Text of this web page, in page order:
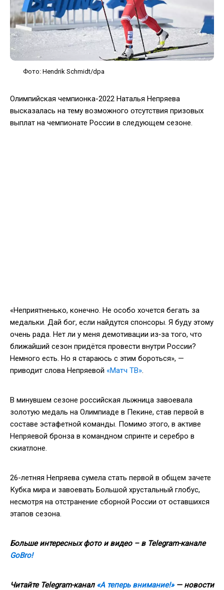
Фото: Hendrik Schmidt/dpa
Олимпийская чемпионка-2022 Наталья Непряева
высказалась на тему возможного отсутствия призовых
выплат на чемпионате России в следующем сезоне.
«Неприятненько, конечно. Не особо хочется бегать за
медальки. Дай бог, если найдутся спонсоры. Я буду этому
очень рада. Нет ли у меня демотивации из‑за того, что
ближайший сезон придётся провести внутри России?
Немного есть. Но я стараюсь с этим бороться», —
приводит слова Непряевой «Матч ТВ».
В минувшем сезоне российская лыжница завоевала
золотую медаль на Олимпиаде в Пекине, став первой в
составе эстафетной команды. Помимо этого, в активе
Непряевой бронза в командном спринте и серебро в
скиатлоне.
26-летняя Непряева сумела стать первой в общем зачете
Кубка мира и завоевать Большой хрустальный глобус,
несмотря на отстранение сборной России от оставшихся
этапов сезона.
Больше интересных фото и видео – в Telegram-канале
GoBro!
Читайте Telegram-канал «А теперь внимание!»— новости